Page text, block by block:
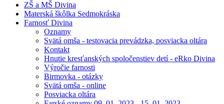
ZŠ a MŠ Divina
Materská škôlka Sedmokráska
Farnosť Divina
Oznamy
Svätá omša - testovacia prevádzka, posviacka oltára
Kontakt
Hnutie kresťanských spoločenstiev detí - eRko Divina
Výročie farnosti
Birmovka - otázky
Svätá omša - online
Posviacka oltára